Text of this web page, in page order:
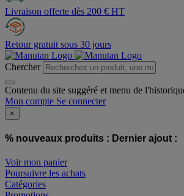
Livraison offerte dès 200 € HT
Retour gratuit sous 30 jours
Chercher
Contenu du site suggéré et menu de
Mon compte Se connecter
×
% nouveaux produits : Dernier ajout :
Voir mon panier
Poursuivre les achats
Catégories